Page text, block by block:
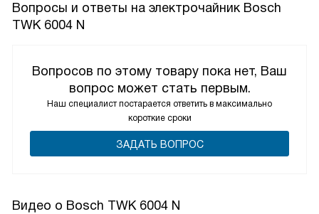
Вопросы и ответы на электрочайник Bosch
TWK 6004 N
Вопросов по этому товару пока нет, Ваш
вопрос может стать первым.
Наш специалист постарается ответить в максимально
короткие сроки
ЗАДАТЬ ВОПРОС
Видео о Bosch TWK 6004 N